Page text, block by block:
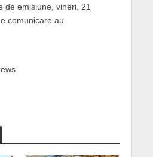
de emisiune, vineri, 21
comunicare au